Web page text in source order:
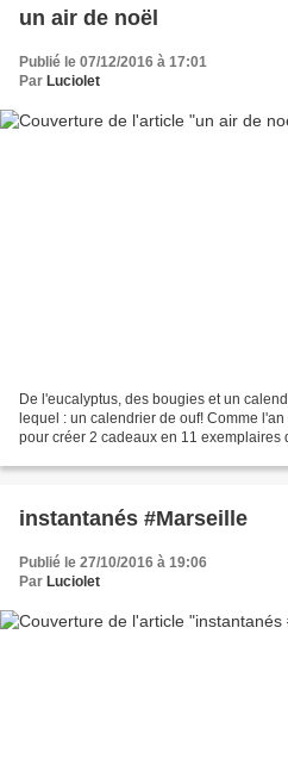
un air de noël
Publié le 07/12/2016 à 17:01
Par Luciolet
De l'eucalyptus, des bougies et un
lequel : un calendrier de ouf! Comme
pour créer 2 cadeaux en 11 exemplaires
instantanés #Marseille
Publié le 27/10/2016 à 19:06
Par Luciolet